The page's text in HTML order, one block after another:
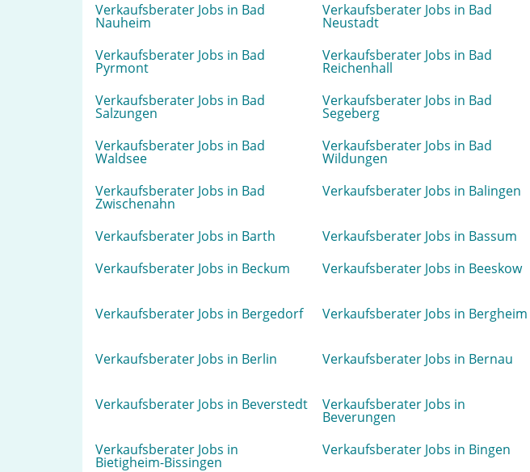
Verkaufsberater Jobs in Bad
Nauheim
Verkaufsberater Jobs in Bad
Neustadt
Verkaufsberater Jobs in Bad
Pyrmont
Verkaufsberater Jobs in Bad
Reichenhall
Verkaufsberater Jobs in Bad
Salzungen
Verkaufsberater Jobs in Bad
Segeberg
Verkaufsberater Jobs in Bad
Waldsee
Verkaufsberater Jobs in Bad
Wildungen
Verkaufsberater Jobs in Bad
Zwischenahn
Verkaufsberater Jobs in Balingen
Verkaufsberater Jobs in Barth
Verkaufsberater Jobs in Bassum
Verkaufsberater Jobs in Beckum
Verkaufsberater Jobs in Beeskow
Verkaufsberater Jobs in Bergedorf
Verkaufsberater Jobs in Bergheim
Verkaufsberater Jobs in Berlin
Verkaufsberater Jobs in Bernau
Verkaufsberater Jobs in Beverstedt Verkaufsberater Jobs in
Beverungen
Verkaufsberater Jobs in
Bietigheim-Bissingen
Verkaufsberater Jobs in Bingen